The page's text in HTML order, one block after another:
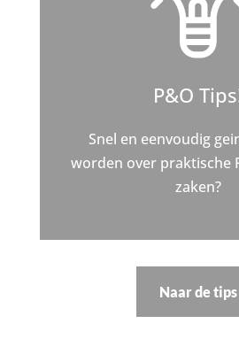
P&O
Snel en eenvoudig
worden over praktische
zaken?
Naar de tips